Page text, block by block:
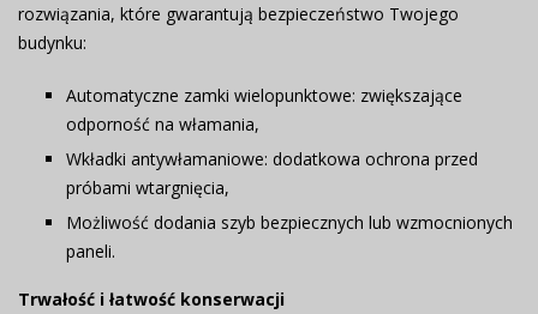
rozwiązania, które gwarantują bezpieczeństwo Twojego
budynku:
Automatyczne zamki wielopunktowe: zwiększające
odporność na włamania,
Wkładki antywłamaniowe: dodatkowa ochrona przed
próbami wtargnięcia,
Możliwość dodania szyb bezpiecznych lub wzmocnionych
paneli.
Trwałość i łatwość konserwacji